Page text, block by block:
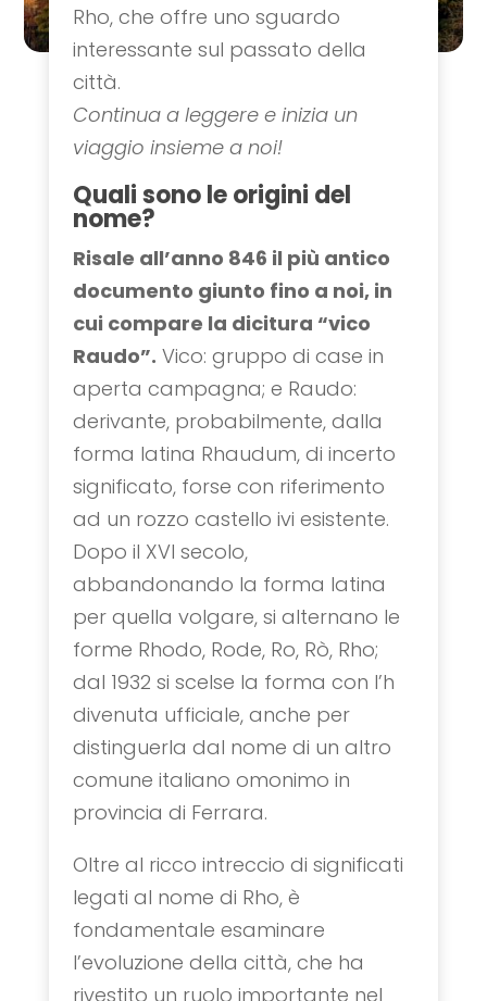
Rho, che offre uno sguardo
interessante sul passato della
città.
Continua a leggere e inizia un
viaggio insieme a noi!
Quali sono le origini del
nome?
Risale all’anno 846 il più antico
documento giunto fino a noi, in
cui compare la dicitura “vico
Raudo”. Vico: gruppo di case in
aperta campagna; e Raudo:
derivante, probabilmente, dalla
forma latina Rhaudum, di incerto
significato, forse con riferimento
ad un rozzo castello ivi esistente.
Dopo il XVI secolo,
abbandonando la forma latina
per quella volgare, si alternano le
forme Rhodo, Rode, Ro, Rò, Rho;
dal 1932 si scelse la forma con l’h
divenuta ufficiale, anche per
distinguerla dal nome di un altro
comune italiano omonimo in
provincia di Ferrara.
Oltre al ricco intreccio di significati
legati al nome di Rho, è
fondamentale esaminare
l’evoluzione della città, che ha
rivestito un ruolo importante nel